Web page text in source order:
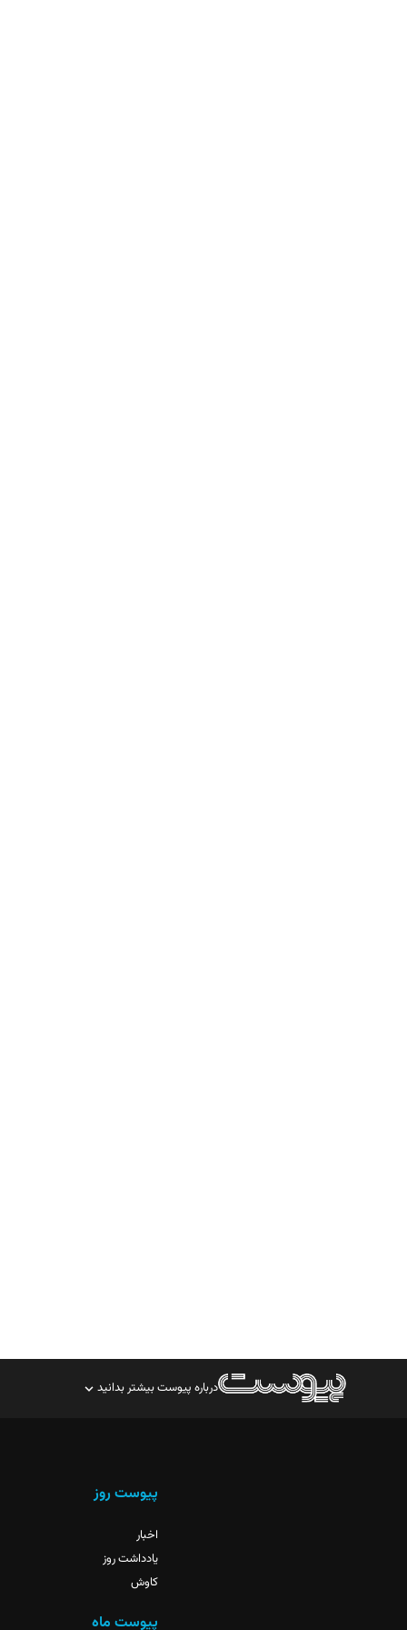
درباره پیوست بیشتر بدانید
پیوست روز
اخبار
یادداشت روز
کاوش
پیوست ماه